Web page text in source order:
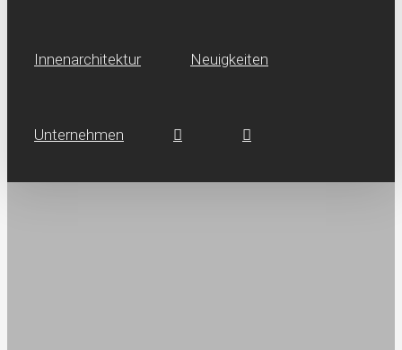
Innen­architektur Neuig­keiten
Unternehmen